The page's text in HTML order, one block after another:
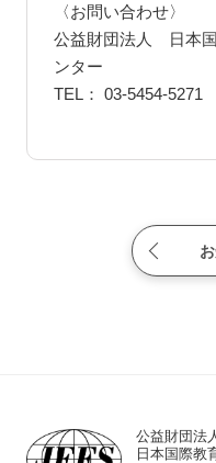
〈お問い合わせ〉
公益財団法人 日本
ンター
TEL： 03-5454-5271
公益財団法
日本国際教